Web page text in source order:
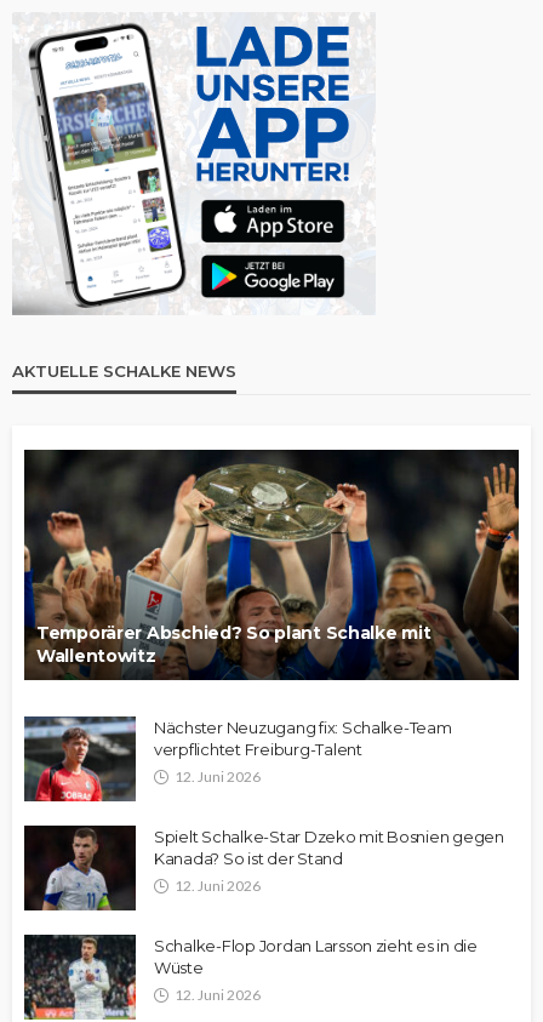
AKTUELLE SCHALKE NEWS
Temporärer Abschied? So plant Schalke mit
Wallentowitz
Nächster Neuzugang fix: Schalke-Team
verpflichtet Freiburg-Talent
12. Juni 2026
Spielt Schalke-Star Dzeko mit Bosnien gegen
Kanada? So ist der Stand
12. Juni 2026
Schalke-Flop Jordan Larsson zieht es in die
Wüste
12. Juni 2026